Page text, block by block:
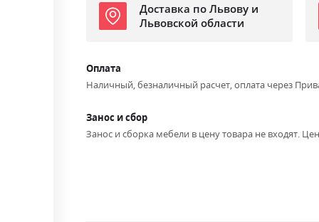
Доставка по Львову и
Львовской области
Оплата
Наличный, безналичный расчет, оплата через
Занос и сбор
Занос и сборка мебели в цену товара не входят.